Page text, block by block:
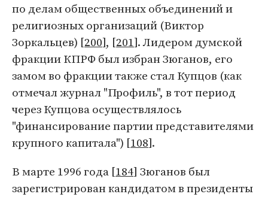
по делам общественных объединений и
религиозных организаций (Виктор
Зоркальцев) [200], [201]. Лидером думской
фракции КПРФ был избран Зюганов, его
замом во фракции также стал Купцов (как
отмечал журнал "Профиль", в тот период
через Купцова осуществлялось
"финансирование партии представителями
крупного капитала") [108].
В марте 1996 года [184] Зюганов был
зарегистрирован кандидатом в президенты